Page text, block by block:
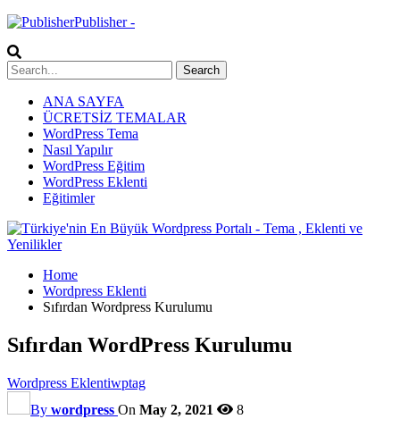
Publisher -
ANA SAYFA
ÜCRETSİZ TEMALAR
WordPress Tema
Nasıl Yapılır
WordPress Eğitim
WordPress Eklenti
Eğitimler
Home
Wordpress Eklenti
Sıfırdan Wordpress Kurulumu
Sıfırdan WordPress Kurulumu
Wordpress Eklentiwptag
By wordpress On May 2, 2021 8